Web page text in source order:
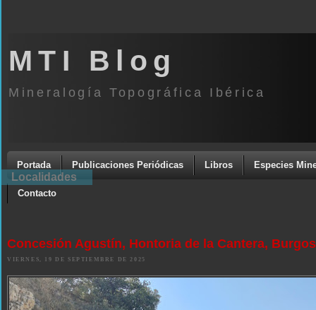
MTI Blog
Mineralogía Topográfica Ibérica
Portada Publicaciones Periódicas Libros Especies
Contacto
Concesión Agustín, Hontoria de la Cantera, Burgos
VIERNES, 19 DE SEPTIEMBRE DE 2025
Localidades